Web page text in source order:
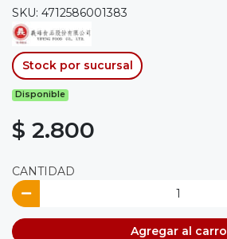
SKU: 4712586001383
Stock por sucursal
Disponible
$ 2.800
CANTIDAD
Agregar al carro